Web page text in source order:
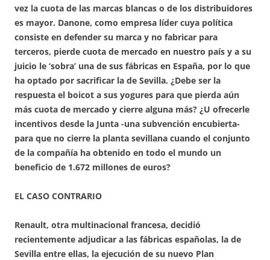
vez la cuota de las marcas blancas o de los distribuidores
es mayor. Danone, como empresa líder cuya política
consiste en defender su marca y no fabricar para
terceros, pierde cuota de mercado en nuestro país y a su
juicio le ‘sobra’ una de sus fábricas en España, por lo que
ha optado por sacrificar la de Sevilla. ¿Debe ser la
respuesta el boicot a sus yogures para que pierda aún
más cuota de mercado y cierre alguna más? ¿U ofrecerle
incentivos desde la Junta -una subvención encubierta-
para que no cierre la planta sevillana cuando el conjunto
de la compañía ha obtenido en todo el mundo un
beneficio de 1.672 millones de euros?
EL CASO CONTRARIO
Renault, otra multinacional francesa, decidió
recientemente adjudicar a las fábricas españolas, la de
Sevilla entre ellas, la ejecución de su nuevo Plan